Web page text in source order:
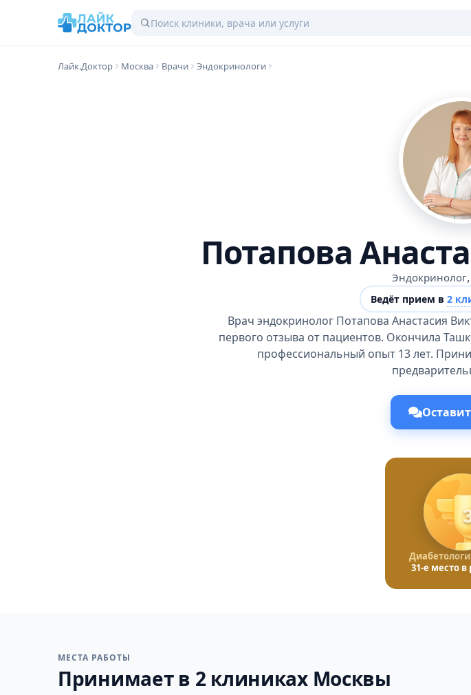
Лайк.Доктор Москва Врачи Эндокринологи
Потапова
Эндокринолог,
Ведёт прием в 2
Врач эндокринолог Потапова Анастасия
первого отзыва от пациентов. Окончила
профессиональный опыт 13 лет.
31-е место в
МЕСТА РАБОТЫ
Принимает в 2 клиниках Москвы